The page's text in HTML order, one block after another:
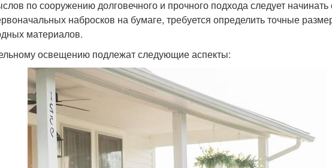
по сооружению долговечного и прочного подхода следует начинать
набросков на бумаге, требуется определить точные
материалов.
освещению подлежат следующие аспекты: